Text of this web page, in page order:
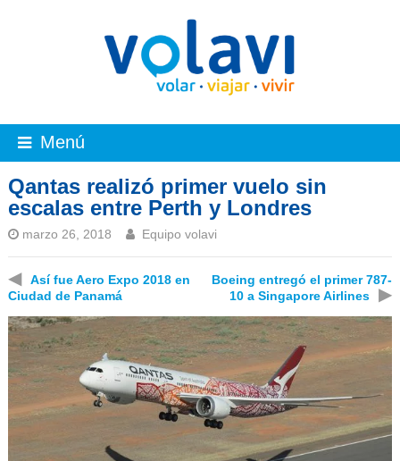
Menú
Qantas realizó primer vuelo sin
escalas entre Perth y Londres
marzo 26, 2018 Equipo volavi
◀
Así fue Aero Expo 2018 en
Ciudad de Panamá
Boeing entregó el primer 787-
10 a Singapore Airlines
▶